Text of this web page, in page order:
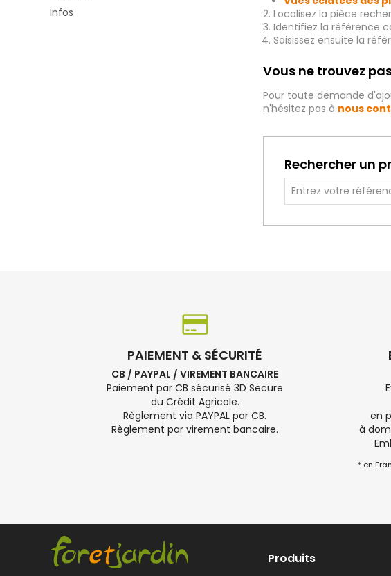
Infos
Localisez la pièce
Identifiez la référence
Saisissez ensuite la
Vous ne trouvez
Pour toute demande
n'hésitez pas à nous
Rechercher un
PAIEMENT & SÉCURITÉ
CB / PAYPAL / VIREMENT BANCAIRE
Paiement par CB sécurisé 3D Secure
du Crédit Agricole.
Règlement via PAYPAL par CB.
Règlement par virement bancaire.
en
à
* en
Produits